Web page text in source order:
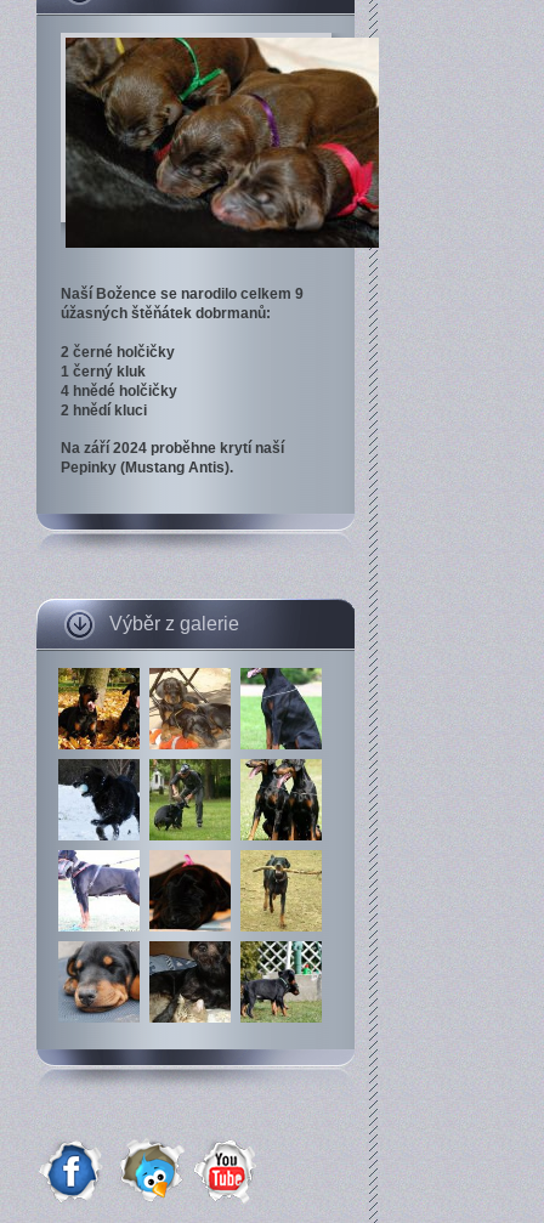
Naší Božence se narodilo celkem 9
úžasných štěňátek dobrmanů:
2 černé holčičky
1 černý kluk
4 hnědé holčičky
2 hnědí kluci
Na září 2024 proběhne krytí naší
Pepinky (Mustang Antis).
Výběr z galerie